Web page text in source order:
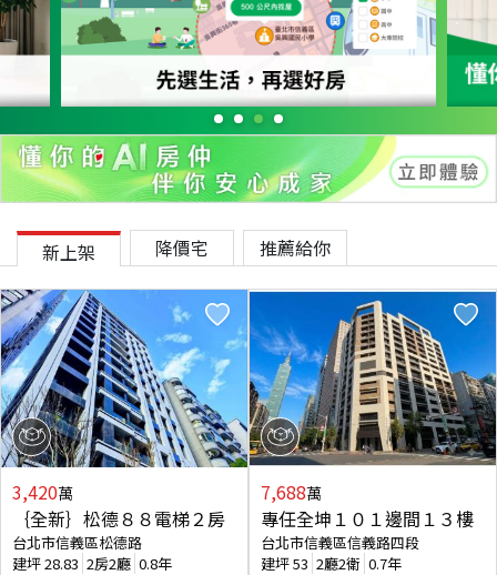
新上架 降價宅 推薦給你
3,420萬
｛全新｝松德８８電梯２房
台北市信義區松德路
建坪28.83 2房2廳 0.8年
7,688萬
專任全坤１０１邊間１３樓
台北市信義區信義路四段
建坪53 2廳2衛 0.7年